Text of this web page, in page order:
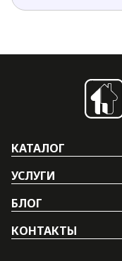
КАТАЛОГ
УСЛУГИ
БЛОГ
КОНТАКТЫ